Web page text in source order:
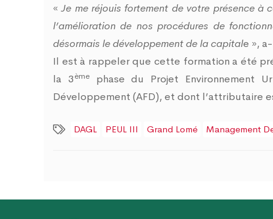
«Je me réjouis fortement de votre présence à
l’amélioration de nos procédures de
désormais le développement de la capitale »,
Il est à rappeler que cette formation a été
la 3èmephase du Projet Environnement
Développement (AFD), et dont l’attributaire
DAGL PEUL III Grand Lomé Management